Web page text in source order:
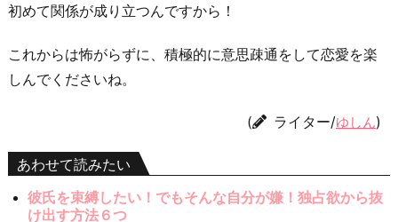
初めて関係が成り立つんですから！
これからは怖がらずに、積極的に意思疎通をして恋愛を楽
しんでくださいね。
( ライター/ゆしん)
あわせて読みたい
彼氏を束縛したい！でもそんな自分が嫌！独占欲から抜
け出す方法６つ